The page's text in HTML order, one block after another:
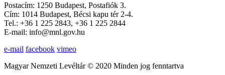
Postacím: 1250 Budapest, Postafiók 3.
Cím: 1014 Budapest, Bécsi kapu tér 2-4.
Tel.: +36 1 225 2843, +36 1 225 2844
E-mail: info@mnl.gov.hu
e-mail facebook vimeo
Magyar Nemzeti Levéltár © 2020 Minden jog fenntartva